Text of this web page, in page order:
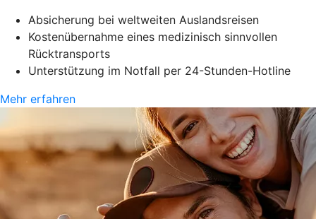
Absicherung bei weltweiten Auslandsreisen
Kostenübernahme eines medizinisch sinnvollen
Rücktransports
Unterstützung im Notfall per 24-Stunden-Hotline
Mehr erfahren